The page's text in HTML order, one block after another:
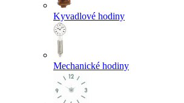
Kyvadlové hodiny
Mechanické hodiny